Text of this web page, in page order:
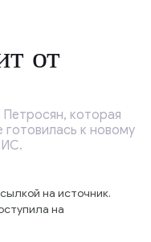
от
которая
готовилась к новому
на источник.
на